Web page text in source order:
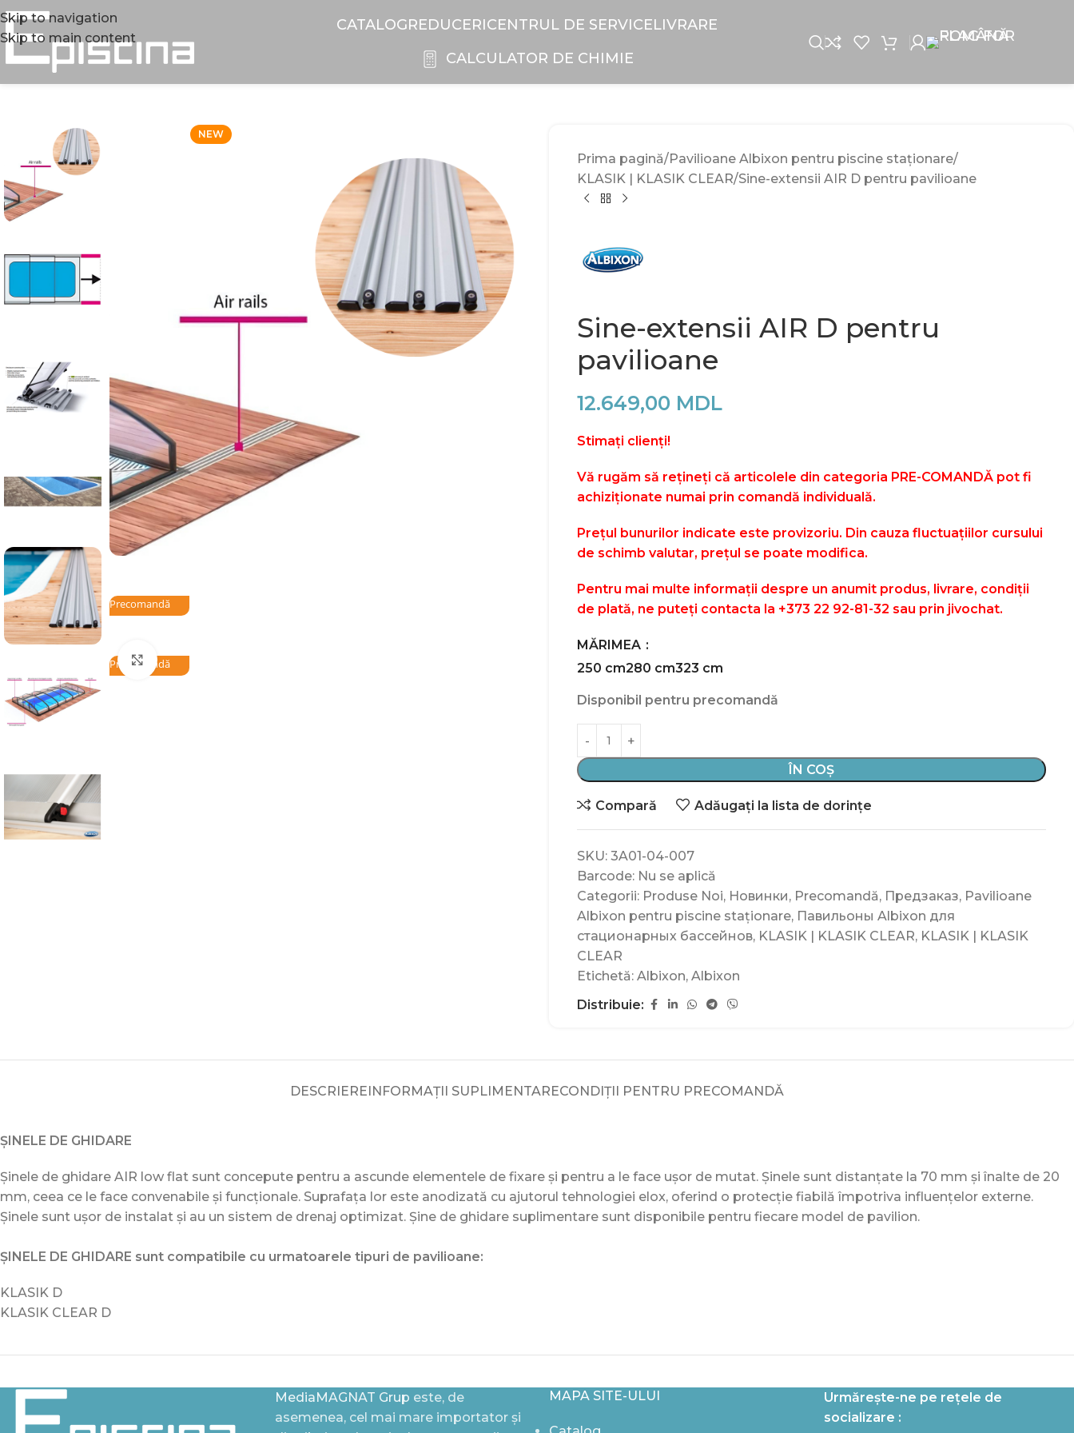
Skip to navigation
Skip to main content
CATALOGREDUCERICENTRUL DE SERVICELIVRARE
CALCULATOR DE CHIMIE
NEW
Precomandă
PrecomandăClick to enlarge
Prima pagină Pavilioane Albixon pentru piscine staționare
KLASIK | KLASIK CLEAR Sine-extensii AIR D pentru pavilioane
Sine-extensii AIR D pentru
pavilioane
12.649,00 MDL
Stimați clienți!
Vă rugăm să rețineți că articolele din categoria PRE-COMANDĂ pot fi
achiziționate numai prin comandă individuală.
Prețul bunurilor indicate este provizoriu. Din cauza fluctuațiilor cursului
de schimb valutar, prețul se poate modifica.
Pentru mai multe informații despre un anumit produs, livrare, condiții
de plată, ne puteți contacta la +373 22 92-81-32 sau prin jivochat.
MĂRIMEA
250 cm280 cm323 cm
Disponibil pentru precomandă
ÎN COȘ
Compară Adăugați la lista de dorințe
SKU: 3A01-04-007
Barcode: Nu se aplică
Categorii: Produse Noi, Новинки, Precomandă, Предзаказ, Pavilioane
Albixon pentru piscine staționare, Павильоны Albixon для
стационарных бассейнов, KLASIK | KLASIK CLEAR, KLASIK | KLASIK
CLEAR
Etichetă: Albixon, Albixon
Distribuie:
DESCRIEREINFORMAȚII SUPLIMENTARECONDIȚII PENTRU PRECOMANDĂ
ȘINELE DE GHIDARE
Șinele de ghidare AIR low flat sunt concepute pentru a ascunde elementele de fixare și pentru a le face ușor de mutat. Șinele sunt distanțate la 70 mm și înalte de 20
mm, ceea ce le face convenabile și funcționale. Suprafața lor este anodizată cu ajutorul tehnologiei elox, oferind o protecție fiabilă împotriva influențelor externe.
Șinele sunt ușor de instalat și au un sistem de drenaj optimizat. Șine de ghidare suplimentare sunt disponibile pentru fiecare model de pavilion.
ȘINELE DE GHIDARE sunt compatibile cu urmatoarele tipuri de pavilioane:
KLASIK D
KLASIK CLEAR D
MediaMAGNAT Grup este, de
asemenea, cel mai mare importator și
MAPA SITE-ULUI
Urmărește-ne pe rețele de
socializare :